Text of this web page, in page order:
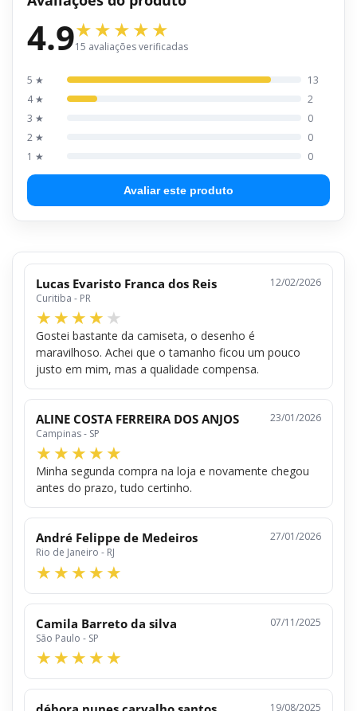
4.915 avaliações verificadas
5 ★
13
4 ★
2
3 ★
0
2 ★
0
1 ★
0
Avaliar este produto
Lucas Evaristo Franca dos Reis
Curitiba - PR
12/02/2026
Gostei bastante da camiseta, o desenho é
maravilhoso. Achei que o tamanho ficou um pouco
justo em mim, mas a qualidade compensa.
ALINE COSTA FERREIRA DOS ANJOS
Campinas - SP
23/01/2026
Minha segunda compra na loja e novamente chegou
antes do prazo, tudo certinho.
André Felippe de Medeiros
Rio de Janeiro - RJ
27/01/2026
Camila Barreto da silva
São Paulo - SP
07/11/2025
19/08/2025